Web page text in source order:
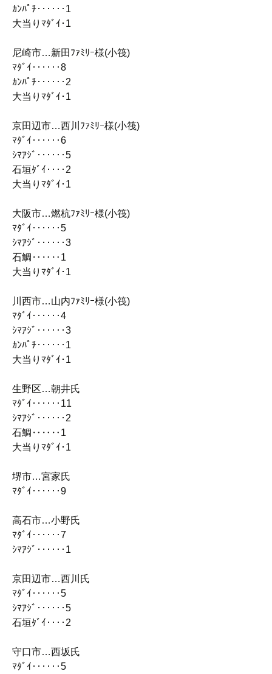
ｶﾝﾊﾟﾁ‥‥‥1
大当りﾏﾀﾞｲ･1
尼崎市…新田ﾌｧﾐﾘｰ様(小筏)
ﾏﾀﾞｲ‥‥‥8
ｶﾝﾊﾟﾁ‥‥‥2
大当りﾏﾀﾞｲ･1
京田辺市…西川ﾌｧﾐﾘｰ様(小筏)
ﾏﾀﾞｲ‥‥‥6
ｼﾏｱｼﾞ‥‥‥5
石垣ﾀﾞｲ‥‥2
大当りﾏﾀﾞｲ･1
大阪市…燃杭ﾌｧﾐﾘｰ様(小筏)
ﾏﾀﾞｲ‥‥‥5
ｼﾏｱｼﾞ‥‥‥3
石鯛‥‥‥1
大当りﾏﾀﾞｲ･1
川西市…山内ﾌｧﾐﾘｰ様(小筏)
ﾏﾀﾞｲ‥‥‥4
ｼﾏｱｼﾞ‥‥‥3
ｶﾝﾊﾟﾁ‥‥‥1
大当りﾏﾀﾞｲ･1
生野区…朝井氏
ﾏﾀﾞｲ‥‥‥11
ｼﾏｱｼﾞ‥‥‥2
石鯛‥‥‥1
大当りﾏﾀﾞｲ･1
堺市…宮家氏
ﾏﾀﾞｲ‥‥‥9
高石市…小野氏
ﾏﾀﾞｲ‥‥‥7
ｼﾏｱｼﾞ‥‥‥1
京田辺市…西川氏
ﾏﾀﾞｲ‥‥‥5
ｼﾏｱｼﾞ‥‥‥5
石垣ﾀﾞｲ‥‥2
守口市…西坂氏
ﾏﾀﾞｲ‥‥‥5